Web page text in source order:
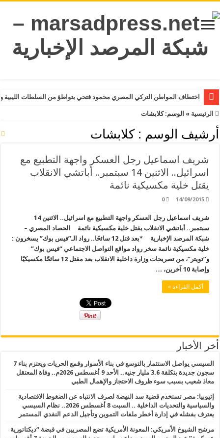
اختطاف المواطن التركي المصري محمود فتحي بتواطؤ من السلطات
الرئيسية » الوسم:كلابشات
أرشيف الوسم :كلابشات
شريف اسماعيل رجل العسكر واجهة التطبيع مع
اسرائيل.. الاثنين 14 سبتمبر.. أباتشي الانقلاب
يقتل خلية مكسيكية نائمة
14/09/2015
0
شريف اسماعيل رجل العسكر واجهة التطبيع مع اسرائيل.. الاثنين 14
سبتمبر.. أباتشي الانقلاب يقتل خلية مكسيكية نائمة الحصاد المصري –
شبكة المرصد الإخبارية *بعد قتل 12 سائحًا.. رواد الـ”فيس بوك” يسخرون :
خلية مكسيكية نائمة سخر رواد مواقع التواصل الاجتماعي “فيس بوك”
و”تويتر”، من تصريحات وزارة داخلية الانقلاب بعد مقتل 12 سائحًا مكسيكيًا
وإصابة 10 آخرين، …
أكمل القراءة »
أخر الأخبار
السيسي يواصل الاستثمار بالتوسع في بناء الأسوار وقمع الحريات ويعتزم بناء 7
سجون جديدة بتكلفة 3.6 مليار جنيه.. الأحد 9 أغسطس 2026م.. وفاة المعتقل
معاذ شعيب بسبب سوء ظروف الاحتجاز والإهمال الطبي
إثيوبيا: مصر تستخدم قضية سد النهضة لصرف الانتباه عن الضغوط الاقتصادية
والسياسية والتحديات الداخلية .. السبت 8 أغسطس 2026.. نظام السيسي
يعترف بفشله في إدارة أخطر ملفات التموين وتأجيل الدعم النقدي المستمر
مرشح الشيوخ الأمريكي: المعونة الأمريكية تضع المصريين في قبضة “ديكتاتورية